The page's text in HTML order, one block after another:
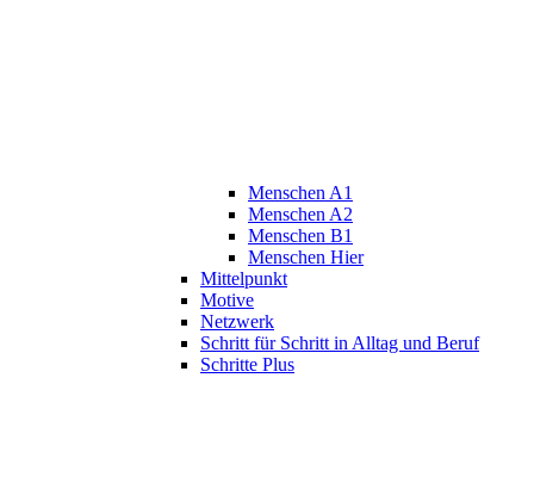
Menschen A1
Menschen A2
Menschen B1
Menschen Hier
Mittelpunkt
Motive
Netzwerk
Schritt für Schritt in Alltag und Beruf
Schritte Plus